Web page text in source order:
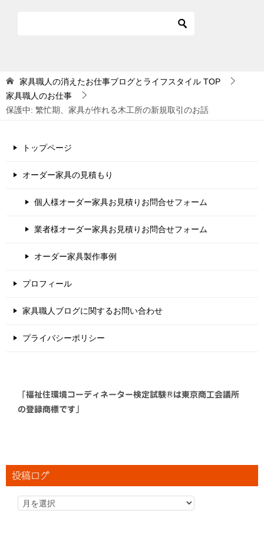
家具職人の消えたお仕事ブログとライフスタイル TOP
家具職人のお仕事
保護中: 繁忙期、家具が作れる木工所の新規取引のお話
トップページ
オーダー家具の見積もり
個人様オーダー家具お見積りお問合せフォーム
業者様オーダー家具お見積りお問合せフォーム
オーダー家具製作事例
プロフィール
家具職人ブログに関するお問い合わせ
プライバシーポリシー
「福祉住環境コーディネーター検定試験®は東京商工会議所
の登録商標です」
投稿ログ